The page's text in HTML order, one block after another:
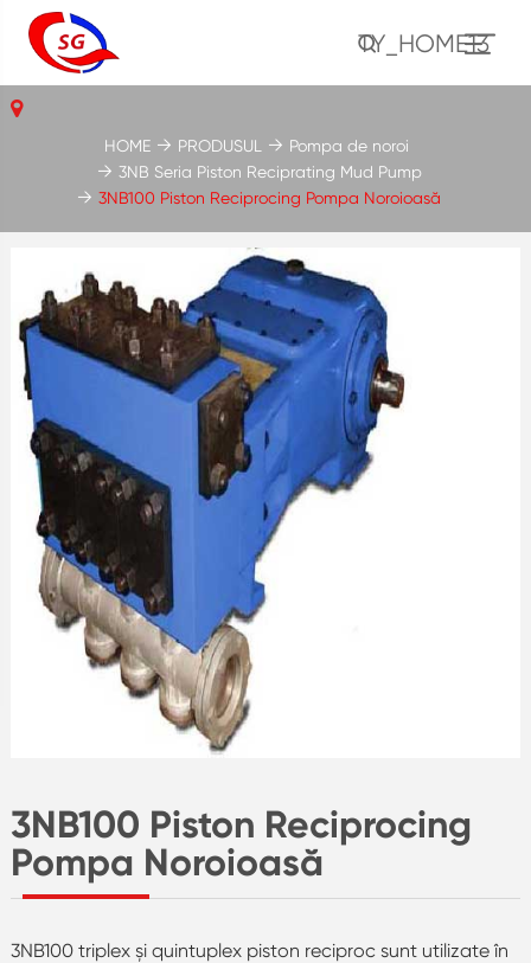
TY_HOME13
3NB100 Piston Reciprocing
Pompa Noroioasă
3NB100 triplex și quintuplex piston reciproc sunt utilizate în
HOME PRODUSUL
Pompa de noroi
3NB Seria Piston Reciprating Mud Pump
3NB100 Piston Reciprocing Pompa Noroioasă